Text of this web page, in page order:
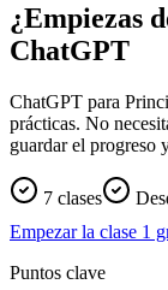
¿Empiezas
ChatGPT
ChatGPT para
prácticas. No
guardar el progreso
7 clases
Empezar la clase 1
Puntos clave